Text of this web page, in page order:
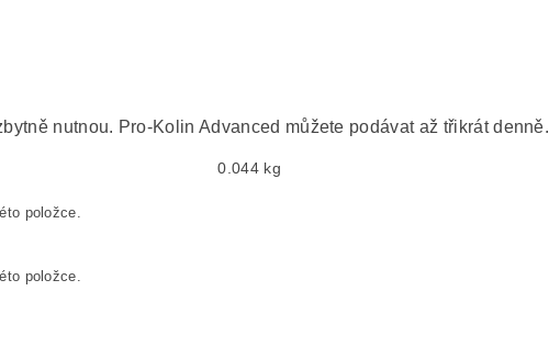
nutnou. Pro-Kolin Advanced můžete podávat až třikrát denně.
0.044 kg
položce.
položce.